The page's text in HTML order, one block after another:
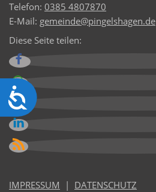
Barrierefreiheit
Telefon: 0385 4807870
E-Mail: gemeinde@pingelshagen.de
Diese Seite teilen:
IMPRESSUM | DATENSCHUTZ